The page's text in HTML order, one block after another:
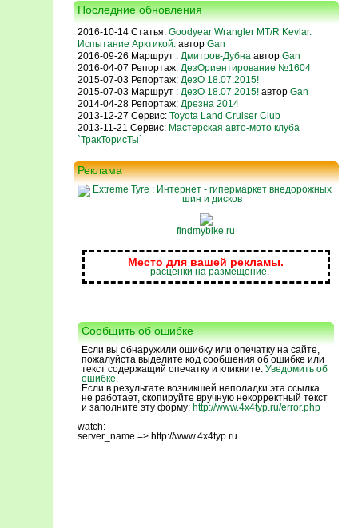
Последние обновления
2016-10-14 Статья: Goodyear Wrangler MT/R Kevlar.
Испытание Арктикой.автор Gan
2016-09-26 Маршрут : Дмитров-Дубнаавтор Gan
2016-04-07 Репортаж: ДезОриентирование №1604
2015-07-03 Репортаж: ДезО 18.07.2015!
2015-07-03 Маршрут : ДезО 18.07.2015! автор Gan
2014-04-28 Репортаж: Дрезна 2014
2013-12-27 Сервис: Toyota Land Cruiser Club
2013-11-21 Сервис: Мастерская авто-мото клуба
`ТракТорисТы`
Реклама
findmybike.ru
Место для вашей рекламы.
расценки на размещение.
Сообщить об ошибке
Если вы обнаружили ошибку или опечатку на сайте,
пожалуйста выделите код сообшения об ошибке или
текст содержащий опечатку и кликните: Уведомить об
ошибке.
Если в результате возникшей неполадки эта ссылка
не работает, скопируйте вручную некорректный текст
и заполните эту форму: http://www.4x4typ.ru/error.php
watch:
server_name => http://www.4x4typ.ru